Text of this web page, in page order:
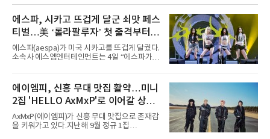
에스파, 시카고 뜨겁게 달군 쇠맛 페스
티벌…美 ‘롤라팔루자’ 첫 출격부터
증명한 존재감
에스파(aespa)가 미국 시카고를 뜨겁게 달궜다.
소속사 에스엠엔터테인먼트는 4일 “에스파가
서 열린 ‘롤라팔루자 시카고’(Lollapalooza
Chicago)의 알리안츠 스테이지에 올랐다”며
“총 14곡으로 구성된 세트리스트를 선사, 데뷔 7
년 차다운 노련한 무대 매너와 파워풀한 에너지
로 현장의 분위기를 압도했다”고 밝혔다.1991
년 시작된 ‘롤라팔루자’는 8개 스테이지, 170여
팀의 아티스트와 40만 명 이상의 관객이 운집하
에이엠피, 신흥 무대 맛집 활약…미니
2집 'HELLO AxMxP'로 이어갈 상승
세
AxMxP(에이엠피)가 신흥 무대 맛집으로 존재감
을 키워가고 있다.지난해 9월 정규 1집